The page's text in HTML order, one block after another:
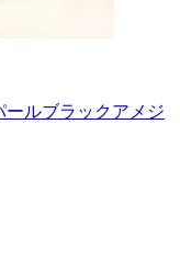
ールブラックアメジ